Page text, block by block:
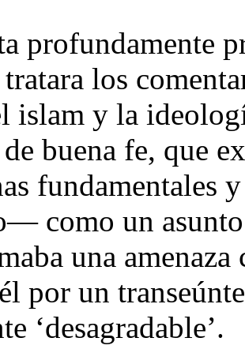
profundamente
los
islam y la
buena fe, que
fundamentales
como un
una
por un
‘desagradable’.